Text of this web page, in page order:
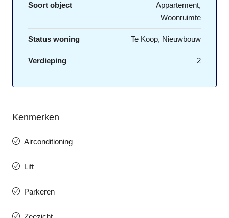
Soort object
Appartement,
Woonruimte
Status woning Te Koop, Nieuwbouw
Verdieping 2
Kenmerken
Airconditioning
Lift
Parkeren